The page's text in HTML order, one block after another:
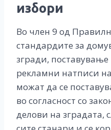
избори
Во член 9 од
стандардите за
згради,
рекламни натписи
можат да се
во согласност со
делови на зградата,